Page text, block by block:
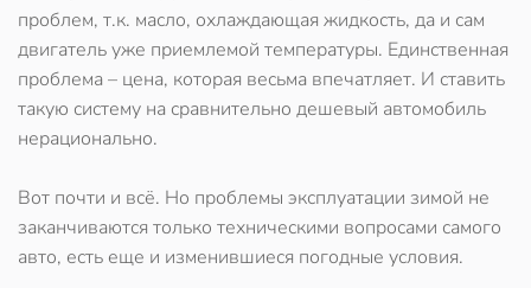
проблем, т.к. масло, охлаждающая жидкость, да и сам
двигатель уже приемлемой температуры. Единственная
проблема – цена, которая весьма впечатляет. И ставить
такую систему на сравнительно дешевый автомобиль
нерационально.
Вот почти и всё. Но проблемы эксплуатации зимой не
заканчиваются только техническими вопросами самого
авто, есть еще и изменившиеся погодные условия.